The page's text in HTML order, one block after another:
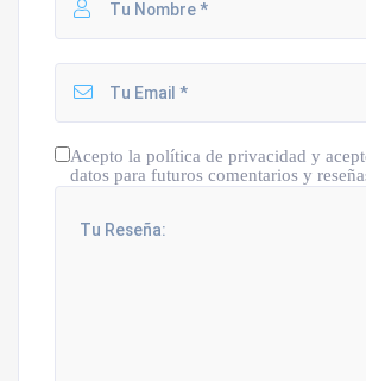
Acepto la política de privacidad y
datos para futuros comentarios y